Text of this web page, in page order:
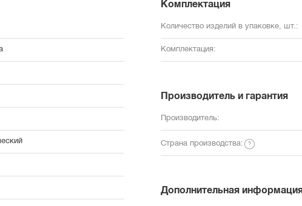
Комплектация
Количество изделий в упаковке, шт.:
Комплектация:
Производитель и гарантия
Производитель:
Страна производства:
Дополнительная информация